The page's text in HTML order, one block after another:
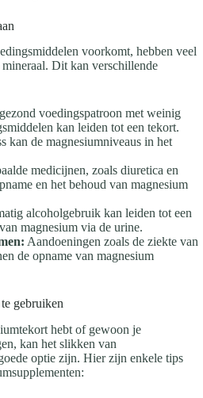
voorkomt, hebben veel
Dit kan verschillende
voedingspatroon met weinig
kan leiden tot een tekort.
kan de magnesiumniveaus in het
medicijnen, zoals diuretica en
en het behoud van magnesium
alcoholgebruik kan leiden tot een
magnesium via de urine.
Aandoeningen zoals de ziekte van
de opname van magnesium
gebruiken
hebt of gewoon je
kan het slikken van
optie zijn. Hier zijn enkele tips